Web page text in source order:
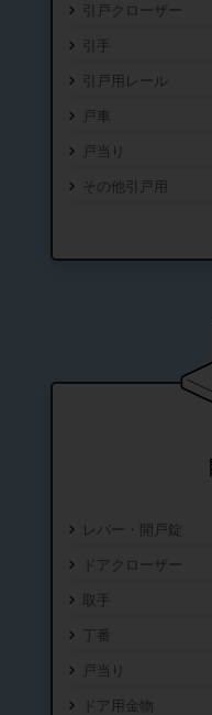
引戸クローザー
引手
引戸用レール
戸車
戸当り
その他引戸用
レバー・開戸錠
ドアクローザー
取手
丁番
戸当り
ドア用金物